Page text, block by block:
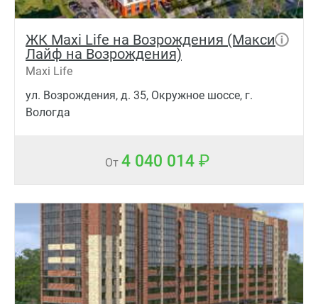
ЖК Maxi Life на Возрождения (Макси
Лайф на Возрождения)
Maxi Life
ул. Возрождения, д. 35, Окружное шоссе, г.
Вологда
От 4 040 014